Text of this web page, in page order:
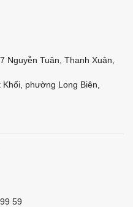
Nguyễn Tuân, Thanh Xuân,
phường Long Biên,
59